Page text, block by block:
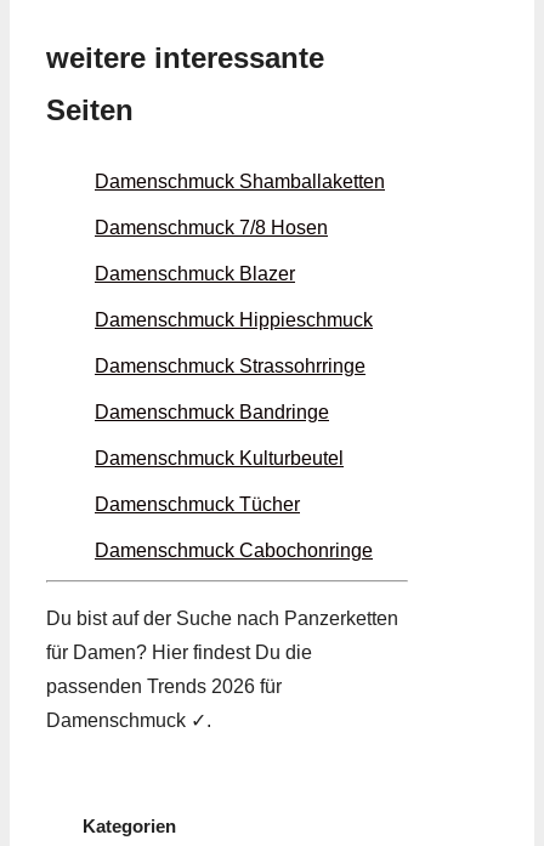
weitere interessante
Seiten
Damenschmuck Shamballa­ketten
Damenschmuck 7/8 Hosen
Damenschmuck Blazer
Damenschmuck Hippie­schmuck
Damenschmuck Strass­ohrringe
Damenschmuck Band­ringe
Damenschmuck Kultur­beutel
Damenschmuck Tücher
Damenschmuck Cabochon­ringe
Du bist auf der Suche nach Panzer­ketten
für Damen? Hier findest Du die
passenden Trends 2026 für
Damenschmuck ✓.
Kategorien